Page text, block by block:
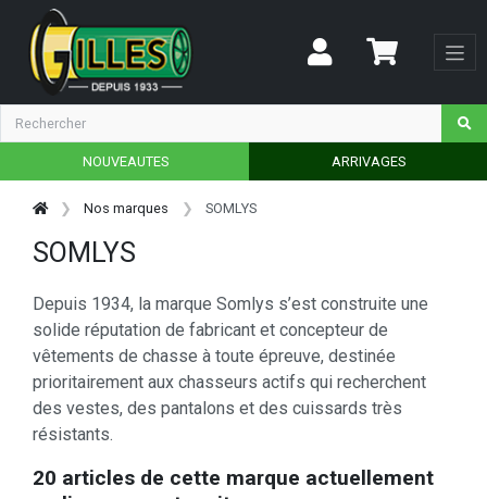
NOUVEAUTES ARRIVAGES
Nos marques SOMLYS
SOMLYS
Depuis 1934, la marque Somlys s’est construite une
solide réputation de fabricant et concepteur de
vêtements de chasse à toute épreuve, destinée
prioritairement aux chasseurs actifs qui recherchent
des vestes, des pantalons et des cuissards très
résistants.
20 articles de cette marque actuellement